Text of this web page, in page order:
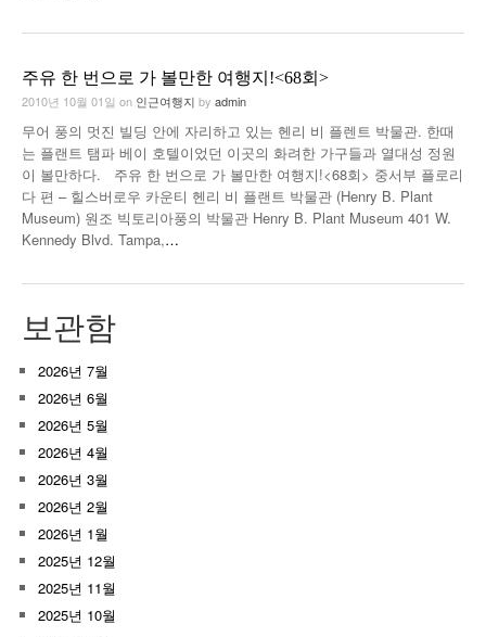
주유 한 번으로 가 볼만한 여행지!<68회>
2010년 10월 01일 on 인근여행지 by admin
무어 풍의 멋진 빌딩 안에 자리하고 있는 헨리 비 플렌트 박물관. 한때
는 플랜트 탬파 베이 호텔이었던 이곳의 화려한 가구들과 열대성 정원
이 볼만하다. 주유 한 번으로 가 볼만한 여행지!<68회> 중서부 플로리
다 편 – 힐스버로우 카운티 헨리 비 플랜트 박물관 (Henry B. Plant
Museum) 원조 빅토리아풍의 박물관 Henry B. Plant Museum 401 W.
Kennedy Blvd. Tampa,…
보관함
2026년 7월
2026년 6월
2026년 5월
2026년 4월
2026년 3월
2026년 2월
2026년 1월
2025년 12월
2025년 11월
2025년 10월